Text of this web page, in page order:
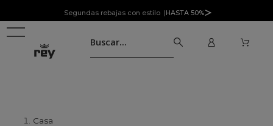
Segundas rebajas con estilo |HASTA 50%
Casa